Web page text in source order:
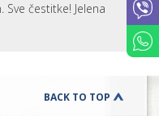
čestitke! Jelena
BACK TO TOP